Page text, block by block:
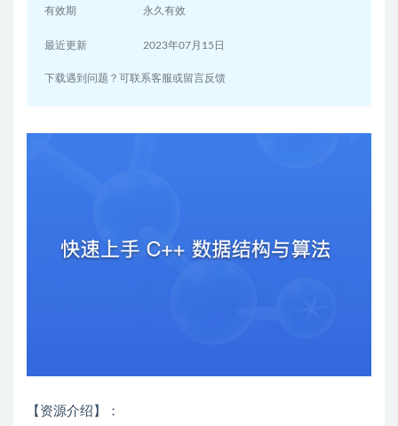
有效期 永久有效
最近更新 2023年07月15日
下载遇到问题？可联系客服或留言反馈
【资源介绍】：